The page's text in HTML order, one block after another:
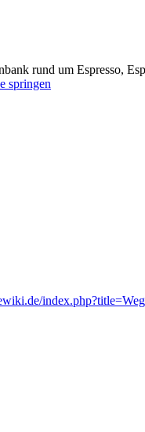
rund um Espresso,
springen